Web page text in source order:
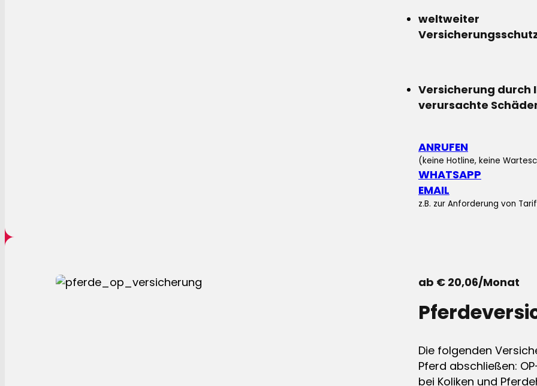
weltweiter
Versicherung durch
verursachte
ANRUFEN
(keine Hotline, keine
WHATSAPP
EMAIL
z.B. zur Anforderung von
ab € 20,06/Monat
Die folgenden
Pferd abschließen:
bei Koliken und